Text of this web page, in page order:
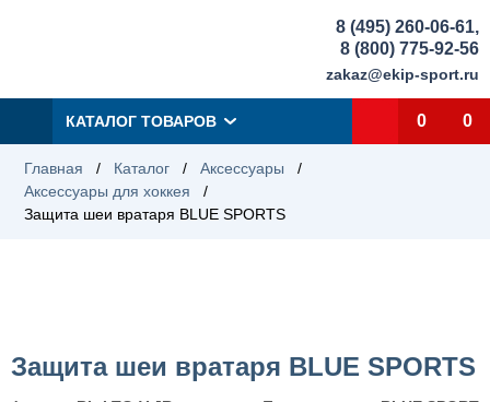
8 (495) 260-06-61,
8 (800) 775-92-56
zakaz@ekip-sport.ru
КАТАЛОГ ТОВАРОВ 0 0
Главная / Каталог / Аксессуары
/
Аксессуары для хоккея
/
Защита шеи вратаря BLUE SPORTS
Защита шеи вратаря BLUE SPORTS